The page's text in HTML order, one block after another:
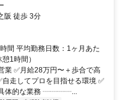
阪 徒歩 3分
間 平均勤務日数：1ヶ月あた
1時間）
業 ✅月給28万円〜＋歩合で高
走してプロを目指せる環境 ✅
具体的な業務 ┈┈┈┈...